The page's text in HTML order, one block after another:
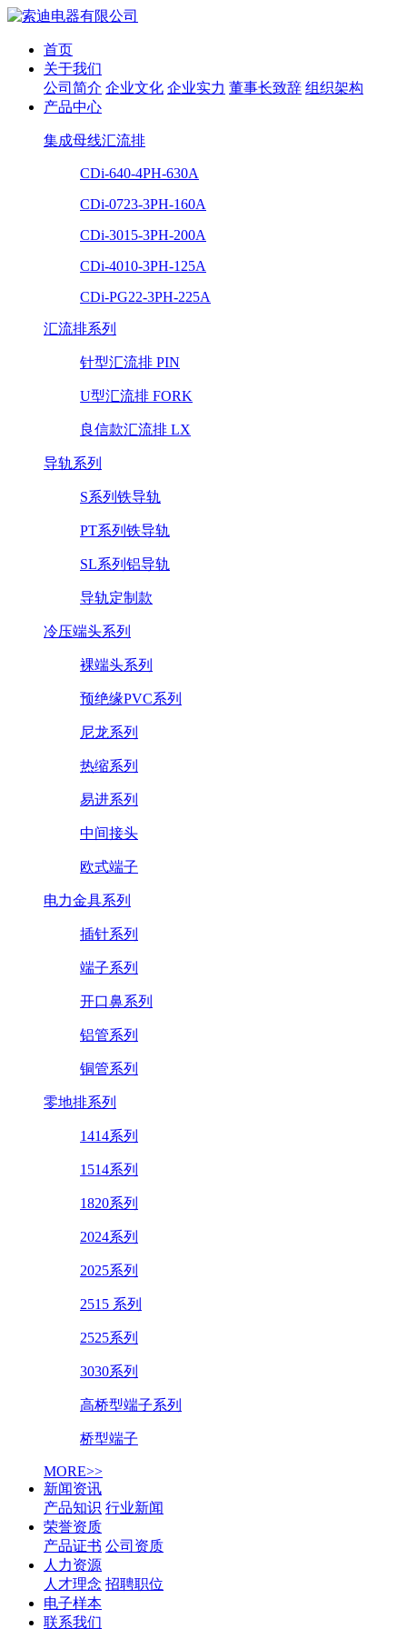
首页
关于我们
公司简介 企业文化 企业实力 董事长致辞 组织架构
产品中心
集成母线汇流排
CDi-640-4PH-630A
CDi-0723-3PH-160A
CDi-3015-3PH-200A
CDi-4010-3PH-125A
CDi-PG22-3PH-225A
汇流排系列
针型汇流排 PIN
U型汇流排 FORK
良信款汇流排 LX
导轨系列
S系列铁导轨
PT系列铁导轨
SL系列铝导轨
导轨定制款
冷压端头系列
裸端头系列
预绝缘PVC系列
尼龙系列
热缩系列
易进系列
中间接头
欧式端子
电力金具系列
插针系列
端子系列
开口鼻系列
铝管系列
铜管系列
零地排系列
1414系列
1514系列
1820系列
2024系列
2025系列
2515 系列
2525系列
3030系列
高桥型端子系列
桥型端子
MORE>>
新闻资讯
产品知识 行业新闻
荣誉资质
产品证书 公司资质
人力资源
人才理念 招聘职位
电子样本
联系我们